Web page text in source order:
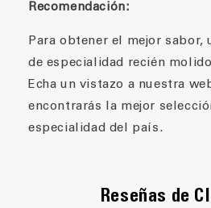
Recomendación:
Para obtener el mejor
de especialidad recién
Echa un vistazo a nuestra
encontrarás la mejor
especialidad del país.
Reseñas de